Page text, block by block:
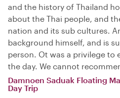
and the history of Thailand
about the Thai people, and
nation and its sub cultures.
background himself, and is
person. Ot was a privilege to
the day. We cannot
Damnoen Saduak Floating
Day Trip